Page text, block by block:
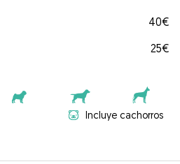
40€
25€
Incluye cachorros